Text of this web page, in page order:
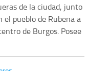
de la ciudad, junto
pueblo de Rubena a
de Burgos. Posee